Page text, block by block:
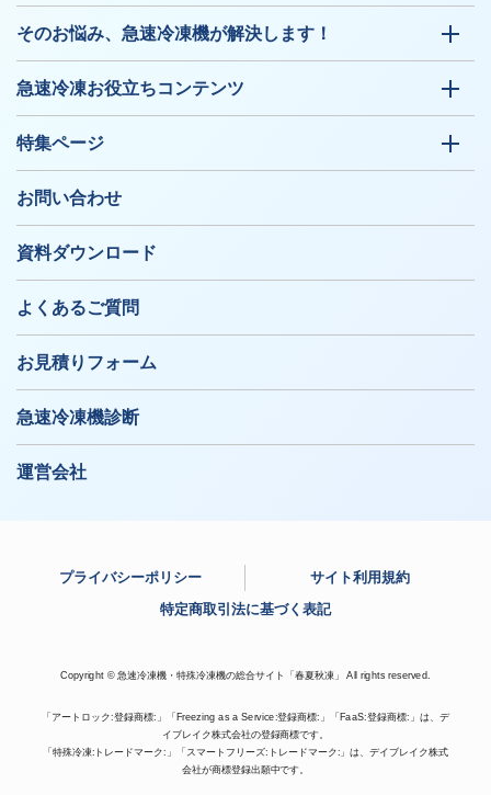
そのお悩み、急速冷凍機が解決します！
急速冷凍お役立ちコンテンツ
特集ページ
お問い合わせ
資料ダウンロード
よくあるご質問
お見積りフォーム
急速冷凍機診断
運営会社
プライバシーポリシー
サイト利用規約
特定商取引法に基づく表記
Copyright © 急速冷凍機・特殊冷凍機の総合サイト「春夏秋凍」 All rights reserved.
「アートロック:登録商標:」「Freezing as a Service:登録商標:」「FaaS:登録商標:」は、デ
イブレイク株式会社の登録商標です。
「特殊冷凍:トレードマーク:」「スマートフリーズ:トレードマーク:」は、デイブレイク株式
会社が商標登録出願中です。